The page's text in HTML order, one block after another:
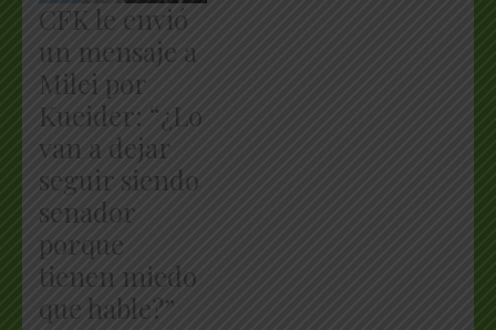
CFK le envió
un mensaje a
Milei por
Kueider: “¿Lo
van a dejar
seguir siendo
senador
porque
tienen miedo
que hable?”